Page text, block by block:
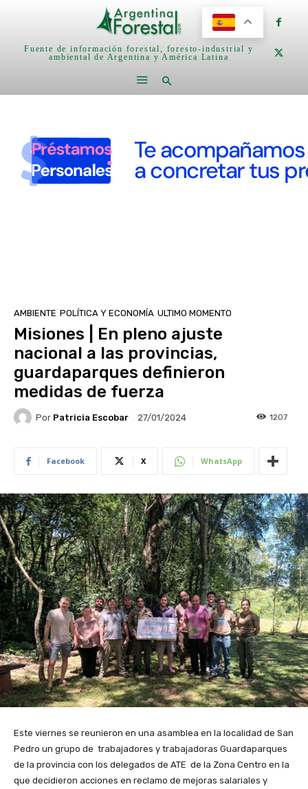
Fuente de información forestal, foresto-industrial y
ambiental de Argentina y América Latina
AMBIENTE POLÍTICA Y ECONOMÍA ULTIMO MOMENTO
Misiones | En pleno ajuste
nacional a las provincias,
guardaparques definieron
medidas de fuerza
Por Patricia Escobar 27/01/2024 1207
Facebook X WhatsApp
Este viernes se reunieron en una asamblea en la localidad de San
Pedro un grupo de trabajadores y trabajadoras Guardaparques
de la provincia con los delegados de ATE de la Zona Centro en la
que decidieron acciones en reclamo de mejoras salariales y